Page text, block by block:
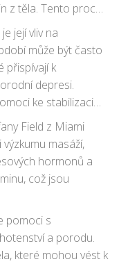
z těla. Tento proces
infekcí, což
její vliv na
může být často
přispívají k
depresi.
ke stabilizaci
zdraví.
Field z Miami
masáží,
hormonů a
což jsou
pomoci s
a porodu.
které mohou vést k